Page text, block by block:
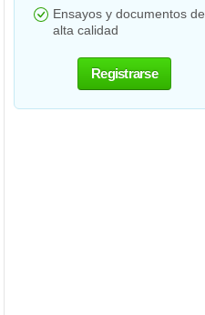
Ensayos y documentos de
alta calidad
Registrarse